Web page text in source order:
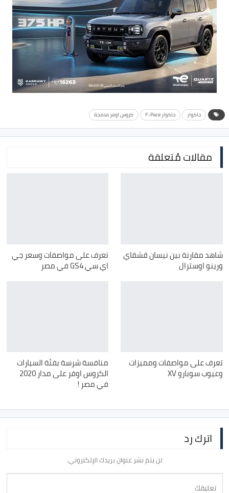
جاكوار جاكوار F-Pace كروس اوفر مدمجة
مقالات مُتعلقة
شاهد مقارنة بين نيسان قشقاي
ورينو اوسترال
تعرف على مواصفات وسعر جي
اي سي GS4 في مصر
تعرف على مواصفات ومميزات
وعيوب سوبارو XV
منافسة شرسة بفئة السيارات
الكروس اوفر على مدار 2020
في مصر !
اترك رد
لن يتم نشر عنوان بريدك الإلكتروني.